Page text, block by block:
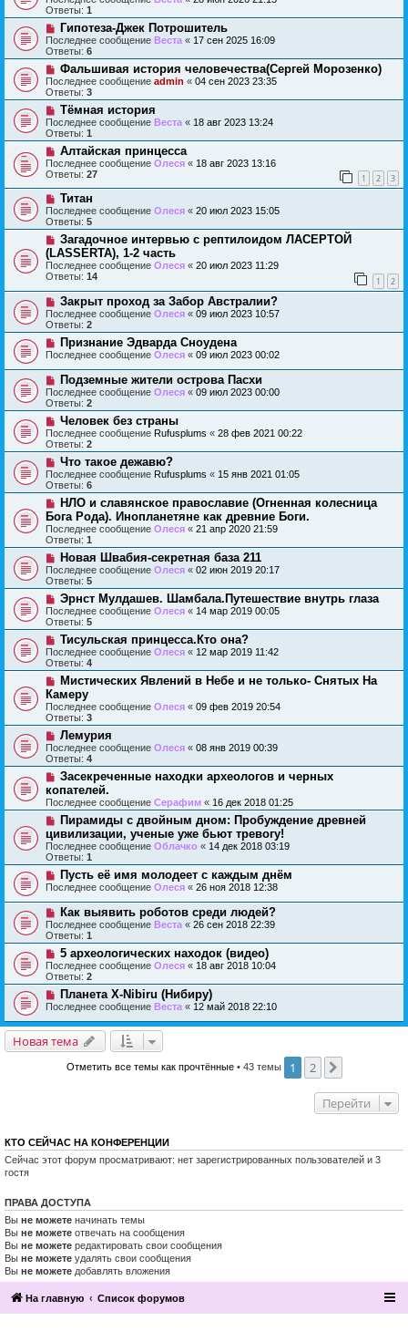
Ответы: 1
Гипотеза-Джек Потрошитель
Последнее сообщение Веста « 17 сен 2025 16:09
Ответы: 6
Фальшивая история человечества(Сергей Морозенко)
Последнее сообщение admin « 04 сен 2023 23:35
Ответы: 3
Тёмная история
Последнее сообщение Веста « 18 авг 2023 13:24
Ответы: 1
Алтайская принцесса
Последнее сообщение Олеся « 18 авг 2023 13:16
Ответы: 27 1 2 3
Титан
Последнее сообщение Олеся « 20 июл 2023 15:05
Ответы: 5
Загадочное интервью с рептилоидом ЛАСЕРТОЙ
(LАSSERTA), 1-2 часть
Последнее сообщение Олеся « 20 июл 2023 11:29
Ответы: 14 1 2
Закрыт проход за Забор Австралии?
Последнее сообщение Олеся « 09 июл 2023 10:57
Ответы: 2
Признание Эдварда Сноудена
Последнее сообщение Олеся « 09 июл 2023 00:02
Подземные жители острова Пасхи
Последнее сообщение Олеся « 09 июл 2023 00:00
Ответы: 2
Человек без страны
Последнее сообщение Rufusplums « 28 фев 2021 00:22
Ответы: 2
Что такое дежавю?
Последнее сообщение Rufusplums « 15 янв 2021 01:05
Ответы: 6
НЛО и славянское православие (Огненная колесница
Бога Рода). Инопланетяне как древние Боги.
Последнее сообщение Олеся « 21 апр 2020 21:59
Ответы: 1
Новая Швабия-секретная база 211
Последнее сообщение Олеся « 02 июн 2019 20:17
Ответы: 5
Эрнст Мулдашев. Шамбала.Путешествие внутрь глаза
Последнее сообщение Олеся « 14 мар 2019 00:05
Ответы: 5
Тисульская принцесса.Кто она?
Последнее сообщение Олеся « 12 мар 2019 11:42
Ответы: 4
Мистических Явлений в Небе и не только- Снятых На
Камеру
Последнее сообщение Олеся « 09 фев 2019 20:54
Ответы: 3
Лемурия
Последнее сообщение Олеся « 08 янв 2019 00:39
Ответы: 4
Засекреченные находки археологов и черных
копателей.
Последнее сообщение Серафим « 16 дек 2018 01:25
Пирамиды с двойным дном: Пробуждение древней
цивилизации, ученые уже бьют тревогу!
Последнее сообщение Облачко « 14 дек 2018 03:19
Ответы: 1
Пусть её имя молодеет с каждым днём
Последнее сообщение Олеся « 26 ноя 2018 12:38
Как выявить роботов среди людей?
Последнее сообщение Веста « 26 сен 2018 22:39
Ответы: 1
5 археологических находок (видео)
Последнее сообщение Олеся « 18 авг 2018 10:04
Ответы: 2
Планета Х-Nibiru (Нибиру)
Последнее сообщение Веста « 12 май 2018 22:10
Новая тема
Отметить все темы как прочтённые• 43 темы 1 2
Перейти
КТО СЕЙЧАС НА КОНФЕРЕНЦИИ
Сейчас этот форум просматривают: нет зарегистрированных пользователей и 3
гостя
ПРАВА ДОСТУПА
Вы не можете начинать темы
Вы не можете отвечать на сообщения
Вы не можете редактировать свои сообщения
Вы не можете удалять свои сообщения
Вы не можете добавлять вложения
На главную Список форумов